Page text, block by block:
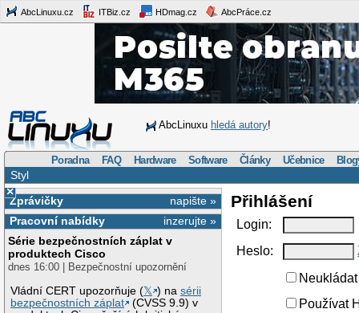
AbcLinuxu.cz ITBiz.cz HDmag.cz AbcPráce.cz
AbcLinuxu hledá autory!
Poradna FAQ Hardware Software Články Učebnice
Styl
×
napište »
Zprávičky
inzerujte »
Pracovní nabídky
Série bezpečnostních záplat v
produktech Cisco
dnes 16:00 | Bezpečnostní upozornění
Vládní CERT upozorňuje (𝕏 ) nasérii
bezpečnostních záplat
(CVSS 9.9) v
Přihlášení
Login:
Heslo:
Používat